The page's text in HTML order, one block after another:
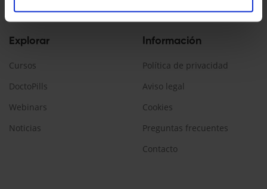
Explorar
Cursos
DoctoPills
Webinars
Noticias
Información
Política de privacidad
Aviso legal
Cookies
Preguntas frecuentes
Contacto